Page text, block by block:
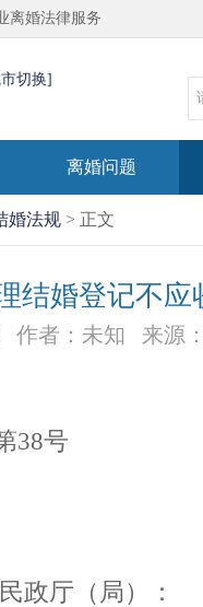
离婚法律服务
切换]
离婚问题
婚法规 > 正文
结婚登记不
作者：未知 来源
38号
政厅（局）：